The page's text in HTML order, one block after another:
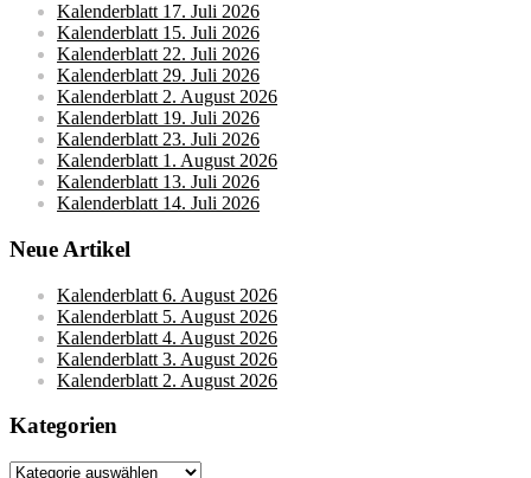
Kalenderblatt 17. Juli 2026
Kalenderblatt 15. Juli 2026
Kalenderblatt 22. Juli 2026
Kalenderblatt 29. Juli 2026
Kalenderblatt 2. August 2026
Kalenderblatt 19. Juli 2026
Kalenderblatt 23. Juli 2026
Kalenderblatt 1. August 2026
Kalenderblatt 13. Juli 2026
Kalenderblatt 14. Juli 2026
Neue Artikel
Kalenderblatt 6. August 2026
Kalenderblatt 5. August 2026
Kalenderblatt 4. August 2026
Kalenderblatt 3. August 2026
Kalenderblatt 2. August 2026
Kategorien
Kategorien